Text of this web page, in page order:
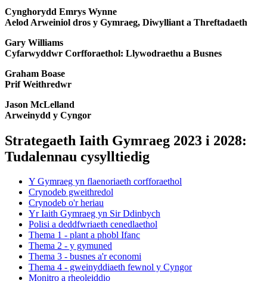
Cynghorydd Emrys Wynne
Aelod Arweiniol dros y Gymraeg, Diwylliant a Threftadaeth
Gary Williams
Cyfarwyddwr Corfforaethol: Llywodraethu a Busnes
Graham Boase
Prif Weithredwr
Jason McLelland
Arweinydd y Cyngor
Strategaeth Iaith Gymraeg 2023 i 2028:
Tudalennau cysylltiedig
Y Gymraeg yn flaenoriaeth corfforaethol
Crynodeb gweithredol
Crynodeb o'r heriau
Yr Iaith Gymraeg yn Sir Ddinbych
Polisi a deddfwriaeth cenedlaethol
Thema 1 - plant a phobl Ifanc
Thema 2 - y gymuned
Thema 3 - busnes a'r economi
Thema 4 - gweinyddiaeth fewnol y Cyngor
Monitro a rheoleiddio